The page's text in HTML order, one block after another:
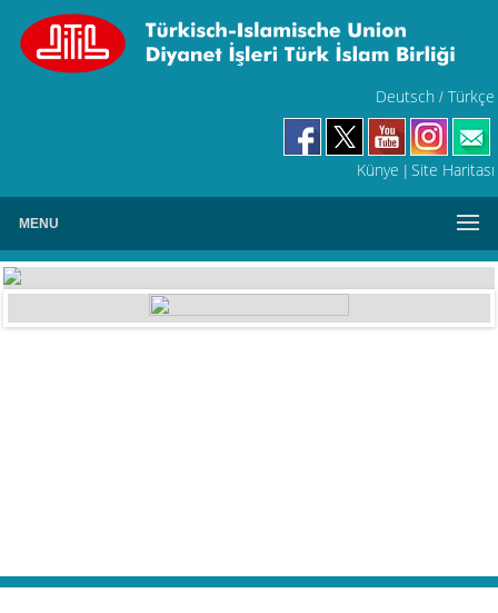
Deutsch / Türkçe
Künye Site Haritası
MENU